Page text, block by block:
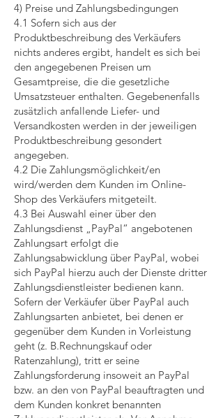
4) Preise und Zahlungsbedingungen
4.1 Sofern sich aus der
Produktbeschreibung des Verkäufers
nichts anderes ergibt, handelt es sich bei
den angegebenen Preisen um
Gesamtpreise, die die gesetzliche
Umsatzsteuer enthalten. Gegebenenfalls
zusätzlich anfallende Liefer- und
Versandkosten werden in der jeweiligen
Produktbeschreibung gesondert
angegeben.
4.2 Die Zahlungsmöglichkeit/en
wird/werden dem Kunden im Online-
Shop des Verkäufers mitgeteilt.
4.3 Bei Auswahl einer über den
Zahlungsdienst „PayPal“ angebotenen
Zahlungsart erfolgt die
Zahlungsabwicklung über PayPal, wobei
sich PayPal hierzu auch der Dienste dritter
Zahlungsdienstleister bedienen kann.
Sofern der Verkäufer über PayPal auch
Zahlungsarten anbietet, bei denen er
gegenüber dem Kunden in Vorleistung
geht (z. B.Rechnungskauf oder
Ratenzahlung), tritt er seine
Zahlungsforderung insoweit an PayPal
bzw. an den von PayPal beauftragten und
dem Kunden konkret benannten